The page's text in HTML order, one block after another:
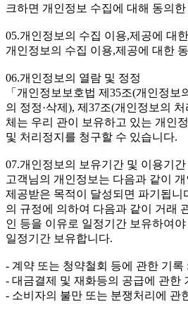
크하면 개인정보 수집에 대해 동의
05.개인정보의 수집 이용,제공에 대
개인정보의 수집 이용,제공에 대한
06.개인정보의 열람 및 정정
「개인정보보호법 제35조(개인정보
의 정정·삭제), 제37조(개인정보의
체는 우리 관이 보유하고 있는 개인
및 처리정지를 청구할 수 있습니다.
07.개인정보의 보유기간 및 이용기간
고객님의 개인정보는 다음과 같이
제공받은 목적이 달성되면 파기됩니
의 규정에 의하여 다음과 같이 거래
인 등을 이유로 일정기간 보유하여
일정기간 보유합니다.
- 계약 또는 청약철회 등에 관한 기록
- 대금결제 및 재화등의 공급에 관한
- 소비자의 불만 또는 분쟁처리에 관